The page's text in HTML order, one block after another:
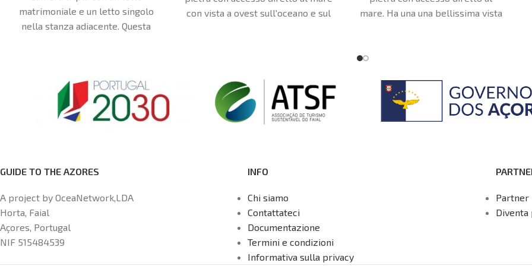
matrimoniale e un letto singolo
nella stanza adiacente. Questa
camera.
con vista a ovest sull'oceano e sul
mare. Ha una una bellissima vista
GUIDE TO THE AZORES
A project by OceaNetwork,LDA
Horta, Faial
Açores, Portugal
NIF 515484539
INFO
Chi siamo
Contattateci
Documentazione
Termini e condizioni
Informativa sulla privacy
Partner